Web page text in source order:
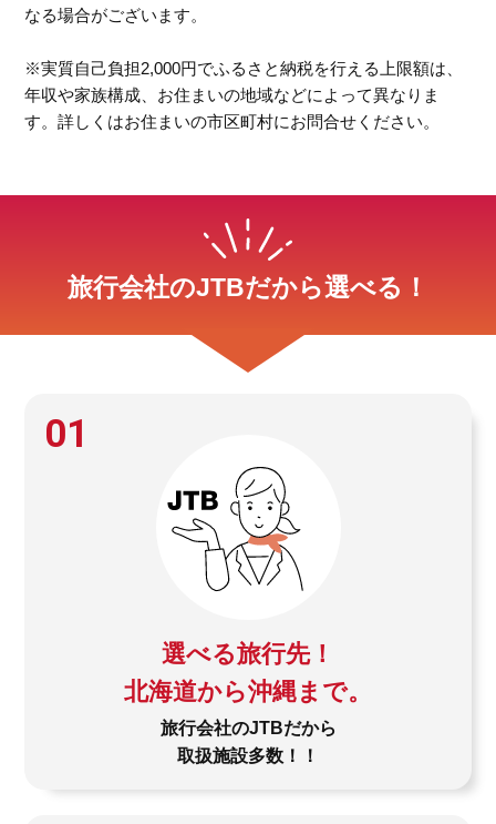
なる場合がございます。
※実質自己負担2,000円でふるさと納税を行える上限額は、
年収や家族構成、お住まいの地域などによって異なりま
す。詳しくはお住まいの市区町村にお問合せください。
旅行会社のJTBだから選べる！
01
選べる旅行先！
北海道から沖縄まで。
旅行会社のJTBだから
取扱施設多数！！